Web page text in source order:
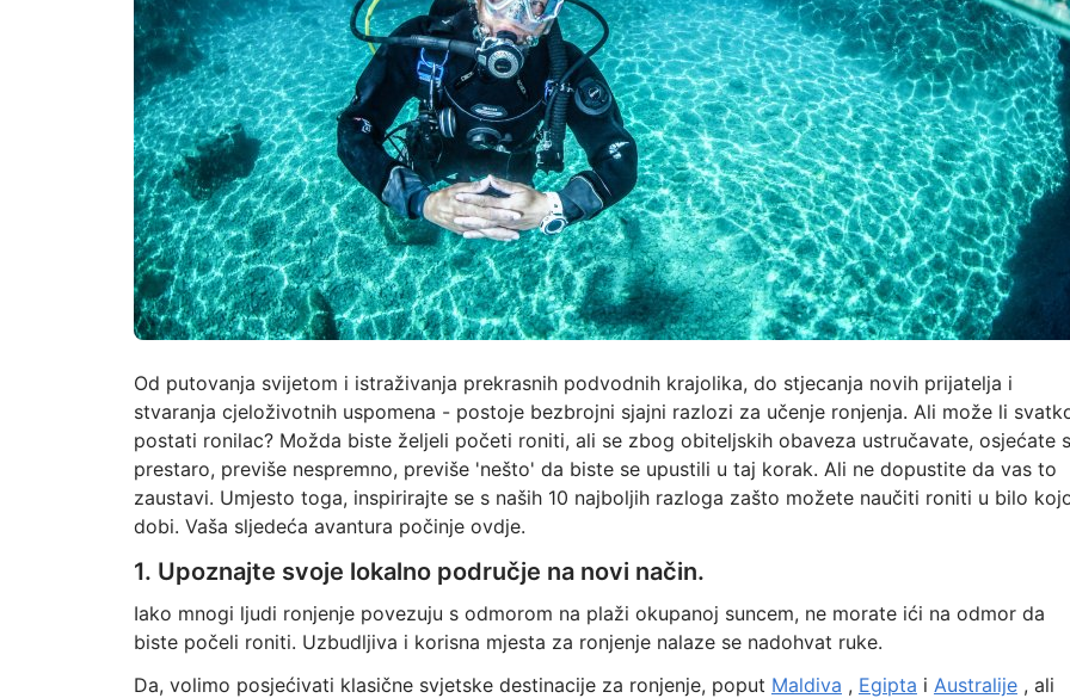
Od putovanja svijetom i istraživanja prekrasnih podvodnih krajolika, do stjecanja novih prijatelja i
stvaranja cjeloživotnih uspomena - postoje bezbrojni sjajni razlozi za učenje ronjenja. Ali može li
postati ronilac? Možda biste željeli početi roniti, ali se zbog obiteljskih obaveza ustručavate, osjećate
prestaro, previše nespremno, previše 'nešto' da biste se upustili u taj korak. Ali ne dopustite da vas to
zaustavi. Umjesto toga, inspirirajte se s naših 10 najboljih razloga zašto možete naučiti roniti u bilo
dobi. Vaša sljedeća avantura počinje ovdje.
1. Upoznajte svoje lokalno područje na novi način.
Iako mnogi ljudi ronjenje povezuju s odmorom na plaži okupanoj suncem, ne morate ići na odmor da
biste počeli roniti. Uzbudljiva i korisna mjesta za ronjenje nalaze se nadohvat ruke.
Da, volimo posjećivati klasične svjetske destinacije za ronjenje, poput Maldiva , Egipta i Australije, ali